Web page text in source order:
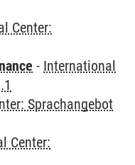
Center:
- International
Sprachangebot
Center: